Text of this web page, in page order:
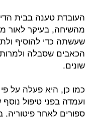
העובדת טענה בבית
מהשיחה, בעיקר לאור
שעשתה כדי להוסיף
הכאבים שסבלה
שונים.
כמו כן, היא פעלה על
ועמדה בפני טיפול
ספורים לאחר